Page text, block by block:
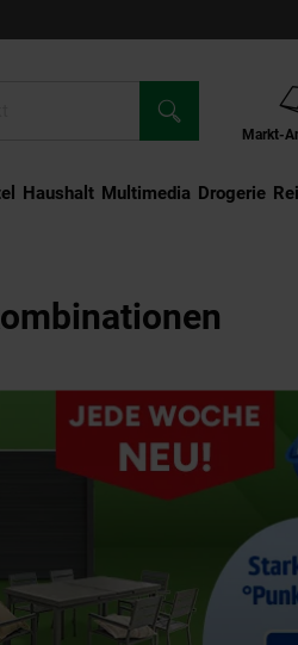
Markt-
Haushalt Multimedia Drogerie